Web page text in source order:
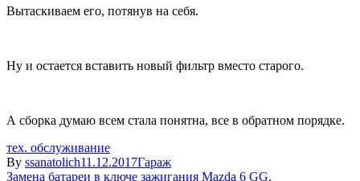
Вытаскиваем его, потянув на себя.
Ну и остается вставить новый фильтр вместо старого.
А сборка думаю всем стала понятна, все в обратном порядке.
тех. обслуживание
By ssanatolich11.12.2017Гараж
Замена батареи в ключе зажигания Mazda 6 GG.